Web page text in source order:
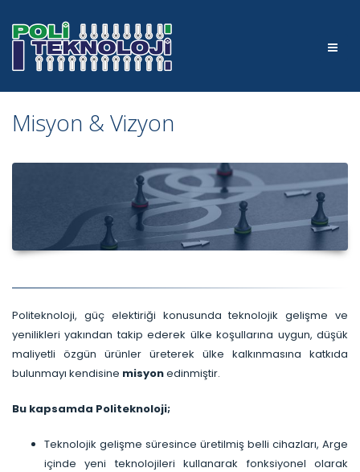
Misyon & Vizyon
Politeknoloji, güç elektiriği konusunda teknolojik gelişme ve
yenilikleri yakından takip ederek ülke koşullarına uygun, düşük
maliyetli özgün ürünler üreterek ülke kalkınmasına katkıda
bulunmayı kendisine misyonedinmiştir.
Bu kapsamda Politeknoloji;
Teknolojik gelişme süresince üretilmiş belli cihazları, Arge
içinde yeni teknolojileri kullanarak fonksiyonel olarak